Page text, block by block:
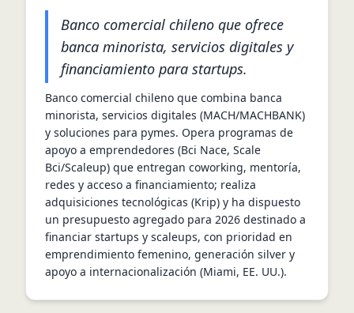
Banco comercial chileno que ofrece
banca minorista, servicios digitales y
financiamiento para startups.
Banco comercial chileno que combina banca
minorista, servicios digitales (MACH/MACHBANK)
y soluciones para pymes. Opera programas de
apoyo a emprendedores (Bci Nace, Scale
Bci/Scaleup) que entregan coworking, mentoría,
redes y acceso a financiamiento; realiza
adquisiciones tecnológicas (Krip) y ha dispuesto
un presupuesto agregado para 2026 destinado a
financiar startups y scaleups, con prioridad en
emprendimiento femenino, generación silver y
apoyo a internacionalización (Miami, EE. UU.).